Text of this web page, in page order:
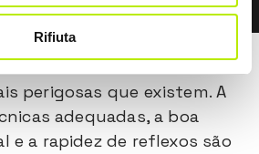
Rifiuta
uma das
perigosas que existem. A
adequadas, a boa
e a rapidez de reflexos são